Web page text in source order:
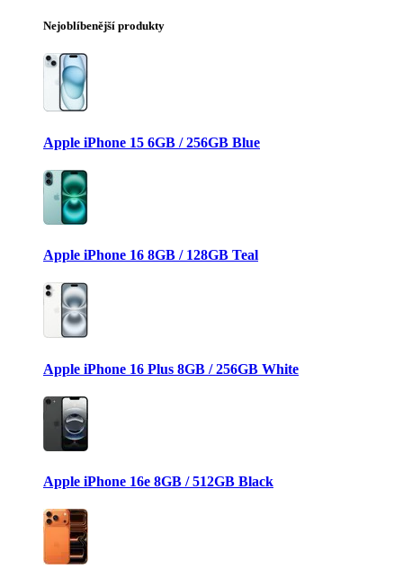
Nejoblíbenější produkty
Apple iPhone 15 6GB / 256GB Blue
Apple iPhone 16 8GB / 128GB Teal
Apple iPhone 16 Plus 8GB / 256GB White
Apple iPhone 16e 8GB / 512GB Black